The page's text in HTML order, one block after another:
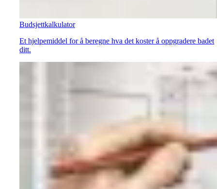
Budsjettkalkulator
Et hjelpemiddel for å beregne hva det koster å oppgradere badet
ditt.